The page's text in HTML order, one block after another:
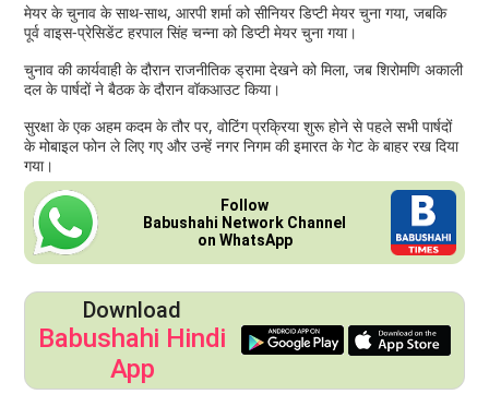
मेयर के चुनाव के साथ-साथ, आरपी शर्मा को सीनियर डिप्टी मेयर चुना गया, जबकि
पूर्व वाइस-प्रेसिडेंट हरपाल सिंह चन्ना को डिप्टी मेयर चुना गया।
चुनाव की कार्यवाही के दौरान राजनीतिक ड्रामा देखने को मिला, जब शिरोमणि अकाली
दल के पार्षदों ने बैठक के दौरान वॉकआउट किया।
सुरक्षा के एक अहम कदम के तौर पर, वोटिंग प्रक्रिया शुरू होने से पहले सभी पार्षदों
के मोबाइल फोन ले लिए गए और उन्हें नगर निगम की इमारत के गेट के बाहर रख दिया
गया।
Follow
Babushahi Network Channel
on WhatsApp
Download
Babushahi Hindi
App